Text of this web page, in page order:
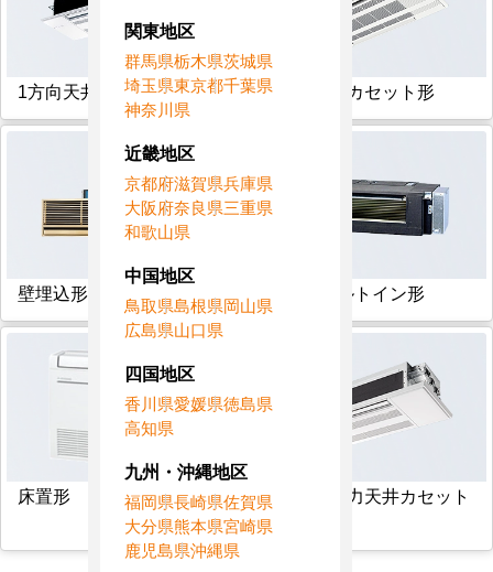
1方向天井カセット形 2方向天井カセット形
壁埋込形 フリービルトイン形
床置形
1方向小能力天井カセット
形
関東地区
群馬県栃木県茨城県
埼玉県東京都千葉県
神奈川県
近畿地区
京都府滋賀県兵庫県
大阪府奈良県三重県
和歌山県
中国地区
鳥取県島根県岡山県
広島県山口県
四国地区
香川県愛媛県徳島県
高知県
九州・沖縄地区
福岡県長崎県佐賀県
大分県熊本県宮崎県
鹿児島県沖縄県